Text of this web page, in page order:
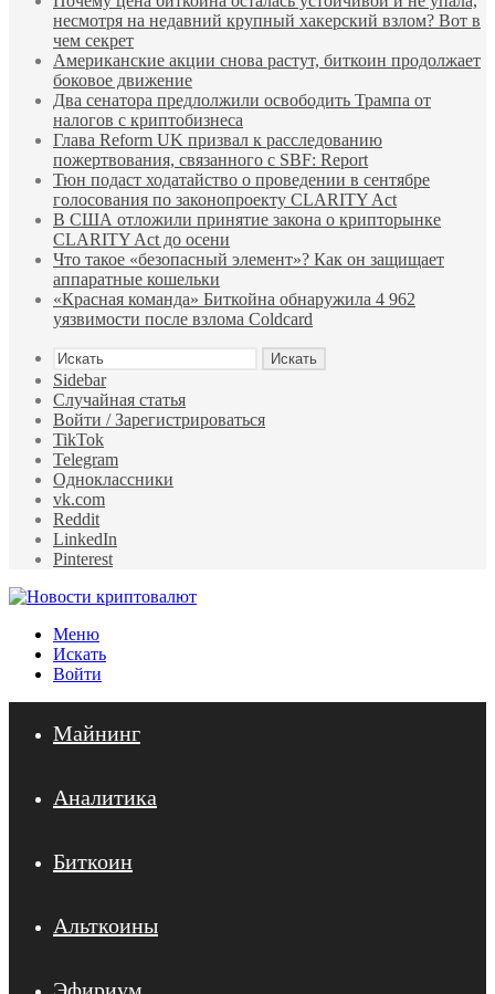
несмотря на недавний крупный хакерский взлом? Вот в
чем секрет
Американские акции снова растут, биткоин продолжает
боковое движение
Два сенатора предлолжили освободить Трампа от
налогов с криптобизнеса
Глава Reform UK призвал к расследованию
пожертвования, связанного с SBF: Report
Тюн подаст ходатайство о проведении в сентябре
голосования по законопроекту CLARITY Act
В США отложили принятие закона о крипторынке
CLARITY Act до осени
Что такое «безопасный элемент»? Как он защищает
аппаратные кошельки
«Красная команда» Биткойна обнаружила 4 962
уязвимости после взлома Coldcard
Искать
Sidebar
Случайная статья
Войти / Зарегистрироваться
TikTok
Telegram
Одноклассники
vk.com
Reddit
LinkedIn
Pinterest
Меню
Искать
Войти
Майнинг
Аналитика
Биткоин
Альткоины